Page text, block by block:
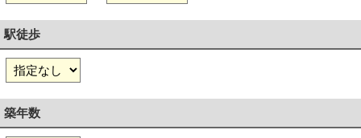
駅徒歩
築年数